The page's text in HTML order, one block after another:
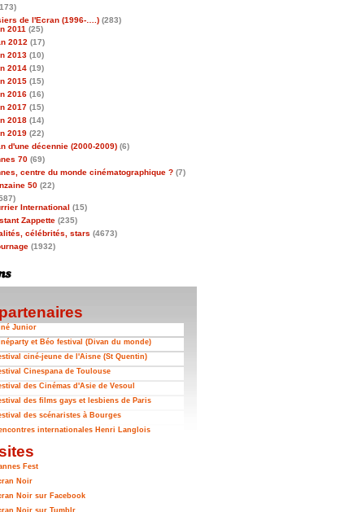
de l'Ecran (1996-….) (283)
2011 (25)
2012 (17)
2013 (10)
2014 (19)
2015 (15)
2016 (16)
2017 (15)
2018 (14)
2019 (22)
d'une décennie (2000-2009) (6)
70 (69)
centre du monde cinématographique ? (7)
50 (22)
International (15)
Zappette (235)
célébrités, stars (4673)
(1932)
Junior
et Béo festival (Divan du monde)
ciné-jeune de l'Aisne (St Quentin)
Cinespana de Toulouse
des Cinémas d'Asie de Vesoul
des films gays et lesbiens de Paris
des scénaristes à Bourges
internationales Henri Langlois
Fest
Noir
Noir sur Facebook
Noir sur Tumblr